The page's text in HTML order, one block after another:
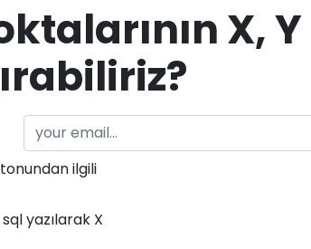
X, Y
ilgili
yazılarak X